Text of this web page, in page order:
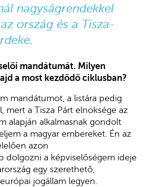
nagyságrendekkel
ország és a Tisza-
mandátumát. Milyen
a most kezdődő ciklusban?
mandátumot, a listára pedig
mert a Tisza Párt elnöksége az
alapján alkalmasnak gondolt
a magyar embereket. Én az
azon
dolgozni a képviselőségem ideje
egy szerethető,
jogállam legyen.